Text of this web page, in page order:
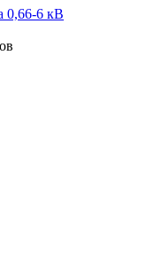
0,66-6 кВ